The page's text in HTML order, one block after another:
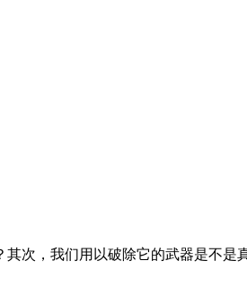
次，我们用以破除它的武器是不是